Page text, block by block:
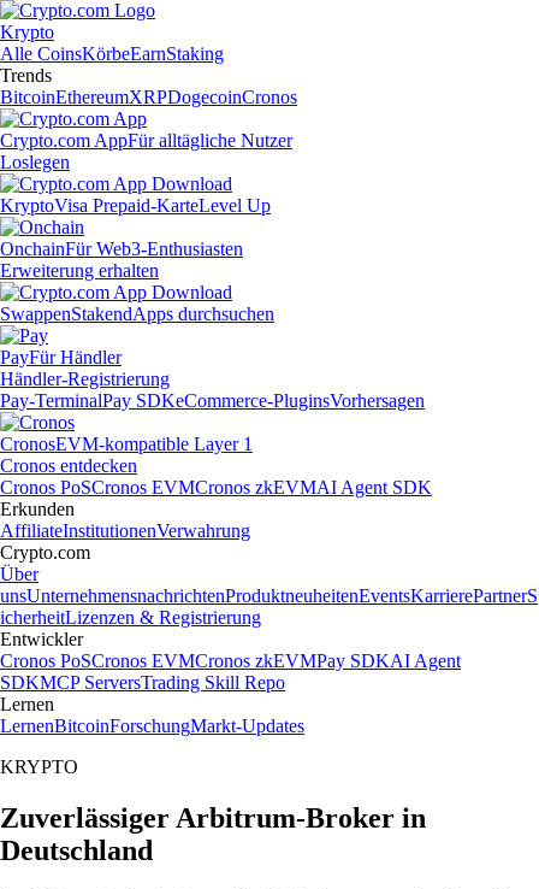
Krypto
Alle CoinsKörbeEarnStaking
Trends
BitcoinEthereumXRPDogecoinCronos
Crypto.com AppFür alltägliche Nutzer
Loslegen
KryptoVisa Prepaid-KarteLevel Up
OnchainFür Web3-Enthusiasten
Erweiterung erhalten
SwappenStakendApps durchsuchen
PayFür Händler
Händler-Registrierung
Pay-TerminalPay SDKeCommerce-PluginsVorhersagen
CronosEVM-kompatible Layer 1
Cronos entdecken
Cronos PoSCronos EVMCronos zkEVMAI Agent SDK
Erkunden
AffiliateInstitutionenVerwahrung
Crypto.com
Über
unsUnternehmensnachrichtenProduktneuheitenEventsKarrierePartnerS
icherheitLizenzen & Registrierung
Entwickler
Cronos PoSCronos EVMCronos zkEVMPay SDKAI Agent
SDKMCP ServersTrading Skill Repo
Lernen
LernenBitcoinForschungMarkt-Updates
KRYPTO
Zuverlässiger Arbitrum-Broker in
Deutschland